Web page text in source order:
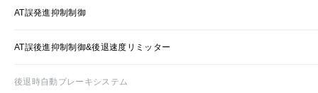
AT誤発進抑制制御
AT誤後進抑制制御&後退速度リミッター
後退時自動ブレーキシステム